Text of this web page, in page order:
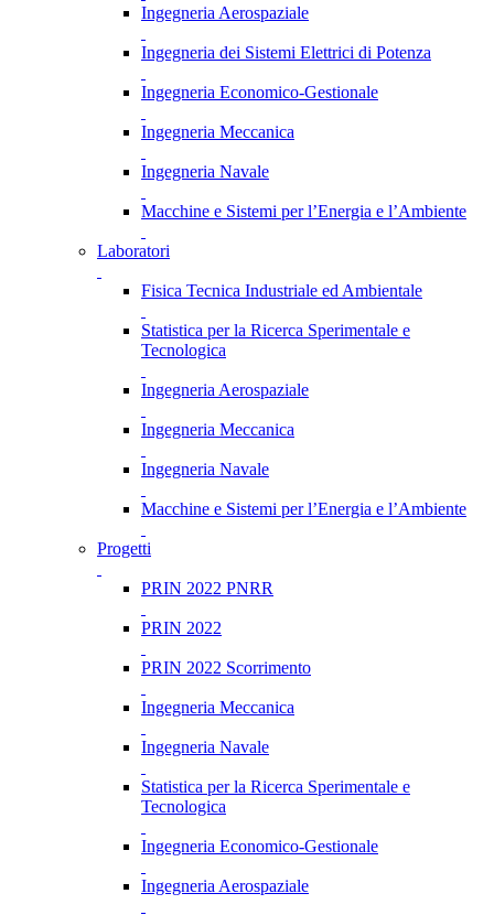
Ingegneria Aerospaziale
Ingegneria dei Sistemi Elettrici di Potenza
Ingegneria Economico-Gestionale
Ingegneria Meccanica
Ingegneria Navale
Macchine e Sistemi per l’Energia e l’Ambiente
Laboratori
Fisica Tecnica Industriale ed Ambientale
Statistica per la Ricerca Sperimentale e
Tecnologica
Ingegneria Aerospaziale
Ingegneria Meccanica
Ingegneria Navale
Macchine e Sistemi per l’Energia e l’Ambiente
Progetti
PRIN 2022 PNRR
PRIN 2022
PRIN 2022 Scorrimento
Ingegneria Meccanica
Ingegneria Navale
Statistica per la Ricerca Sperimentale e
Tecnologica
Ingegneria Economico-Gestionale
Ingegneria Aerospaziale